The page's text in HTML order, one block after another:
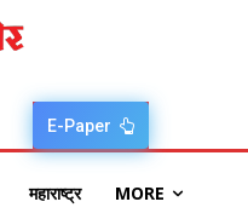
E-Paper
महाराष्ट्र MORE